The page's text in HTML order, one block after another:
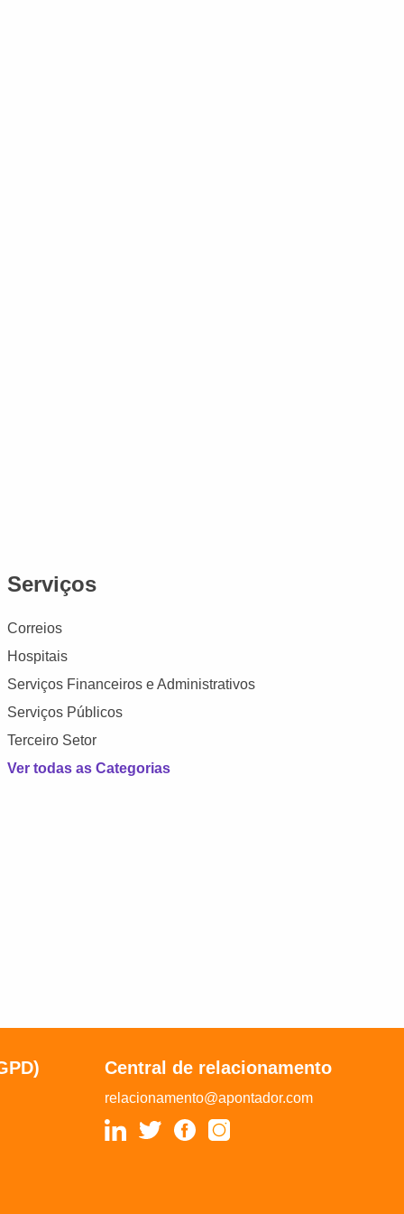
Serviços
Correios
Hospitais
Serviços Financeiros e Administrativos
Serviços Públicos
Terceiro Setor
Ver todas as Categorias
Central de relacionamento
relacionamento@apontador.com